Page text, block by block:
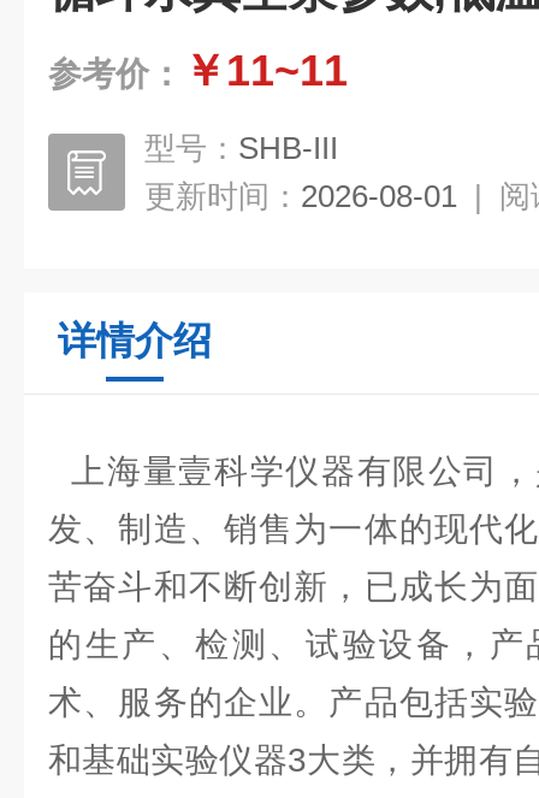
参考价： ￥11~11
型号： SHB-III
更新时间： 2026-08-01 | 阅
详情介绍
上海量壹科学仪器有限公司
发、制造、销售为一体的现代
苦奋斗和不断创新，已成长为
的生产、检测、试验设备，
术、服务的企业。产品包括实
和基础实验仪器3大类，并拥有